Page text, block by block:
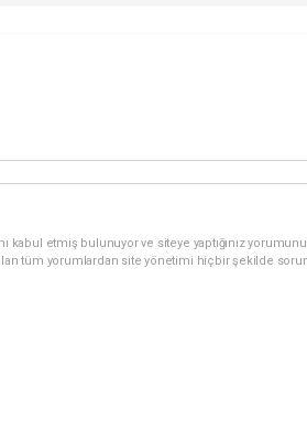
kabul etmiş bulunuyor ve siteye yaptığınız
tüm yorumlardan site yönetimi hiçbir şekilde